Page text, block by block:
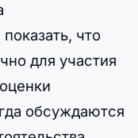
что
для участия
обсуждаются